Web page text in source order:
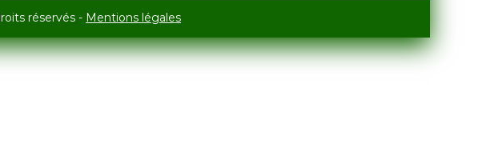
réservés - Mentions légales